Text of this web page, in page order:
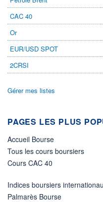
ÉLIGIBILITÉ
Non éligible
CAC 40
Or
EUR/USD SPOT
2CRSI
Gérer mes listes
PAGES LES PLUS
Accueil Bourse
Tous les cours boursiers
Cours CAC 40
Indices boursiers
Palmarès Bourse